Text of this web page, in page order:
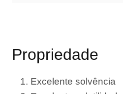
Propriedade
Excelente solvência